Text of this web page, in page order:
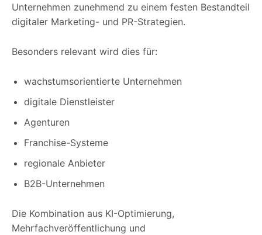
Unternehmen zunehmend zu einem festen Bestandteil
digitaler Marketing- und PR-Strategien.
Besonders relevant wird dies für:
wachstumsorientierte Unternehmen
digitale Dienstleister
Agenturen
Franchise-Systeme
regionale Anbieter
B2B-Unternehmen
Die Kombination aus KI-Optimierung,
Mehrfachveröffentlichung und